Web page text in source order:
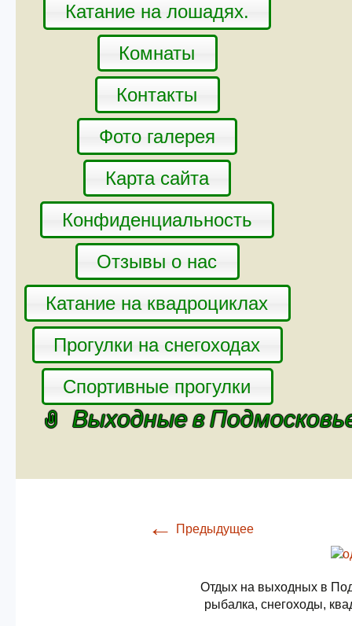
Катание на лошадях.
Комнаты
Контакты
Фото галерея
Карта сайта
Конфиденциальность
Отзывы о нас
Катание на квадроциклах
Прогулки на снегоходах
Спортивные прогулки
Выходные в
← Предыдущее
Отдых на выходных в
рыбалка, снегоходы,